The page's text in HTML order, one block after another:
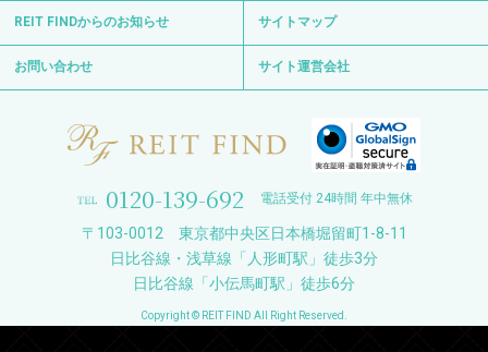
REIT FINDからのお知らせ サイトマップ
お問い合わせ サイト運営会社
0120-139-692 電話受付 24時間 年中無休
〒103-0012 東京都中央区日本橋堀留町1-8-11
日比谷線・浅草線「人形町駅」徒歩3分
日比谷線「小伝馬町駅」徒歩6分
Copyright © REIT FIND All Right Reserved.